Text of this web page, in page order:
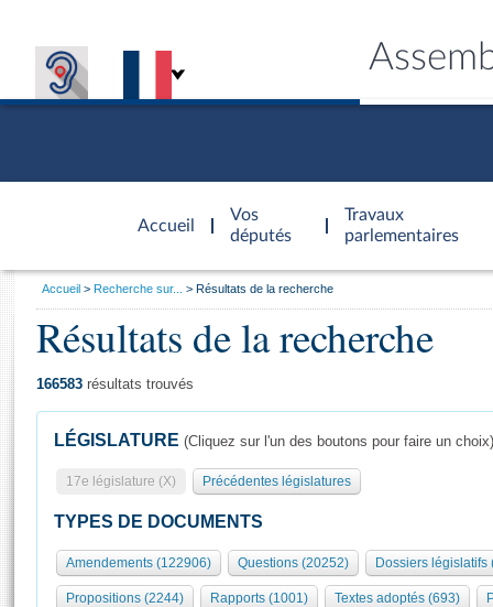
Accueil
d'accueil
Vos
députés
Travaux
parlementaires
Présidence
577 députés
Groupes politiques
Séance publique
Commissions et autres organes
Europe et International
Général
Rôle et pouvoirs de l'Assemblée
Organisation de l'Assemblée
Présidence Conférence des Présidents Bureau Collège des
Visiter l'Assemblée
Visite virtuelle du palais Bourbon
Assister à une séance
Vous
Accueil Recherche sur... Résultats de la recherche
Résultats de la recherche
166583 résultats trouvés
LÉGISLATURE (Cliquez sur l'un des boutons pour faire un choix)
17e législature (X) Précédentes législatures
TYPES DE DOCUMENTS
Amendements (122906) Questions (20252) Dossiers législatifs
Propositions (2244) Rapports (1001) Textes adoptés (693)